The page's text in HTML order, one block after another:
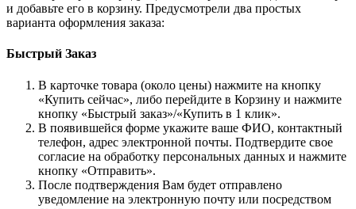
и добавьте его в корзину. Предусмотрели два простых
варианта оформления заказа:
Быстрый Заказ
В карточке товара (около цены) нажмите на кнопку
«Купить сейчас», либо перейдите в Корзину и нажмите
кнопку «Быстрый заказ»/«Купить в 1 клик».
В появившейся форме укажите ваше ФИО, контактный
телефон, адрес электронной почты. Подтвердите свое
согласие на обработку персональных данных и нажмите
кнопку «Отправить».
После подтверждения Вам будет отправлено
уведомление на электронную почту или посредством